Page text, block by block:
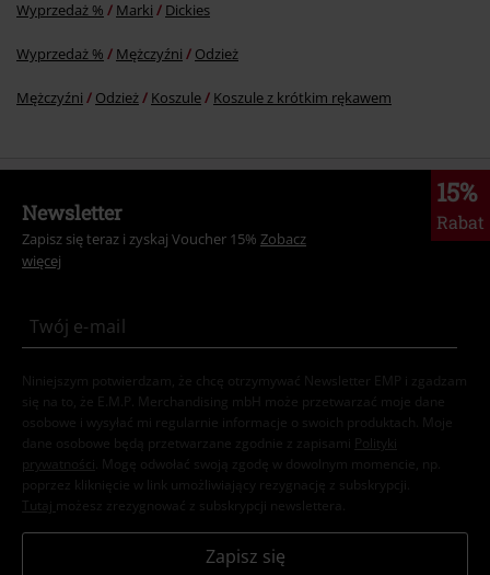
Wyprzedaż % Marki Dickies
Wyprzedaż % Mężczyźni Odzież
Mężczyźni Odzież Koszule Koszule z krótkim rękawem
15%
Rabat
Newsletter
Zapisz się teraz i zyskaj Voucher 15% Zobacz
więcej
Niniejszym potwierdzam, że chcę otrzymywać Newsletter EMP i zgadzam
się na to, że E.M.P. Merchandising mbH może przetwarzać moje dane
osobowe i wysyłać mi regularnie informacje o swoich produktach. Moje
dane osobowe będą przetwarzane zgodnie z zapisami
Polityki
prywatności . Mogę odwołać swoją zgodę w dowolnym momencie, np.
poprzez kliknięcie w link umożliwiający rezygnację z subskrypcji.
Tutaj możesz zrezygnować z subskrypcji newslettera.
Zapisz się